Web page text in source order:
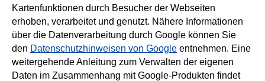
Kartenfunktionen durch Besucher der Webseiten
erhoben, verarbeitet und genutzt. Nähere Informationen
über die Datenverarbeitung durch Google können Sie
den Datenschutzhinweisen von Google entnehmen. Eine
weitergehende Anleitung zum Verwalten der eigenen
Daten im Zusammenhang mit Google-Produkten findet